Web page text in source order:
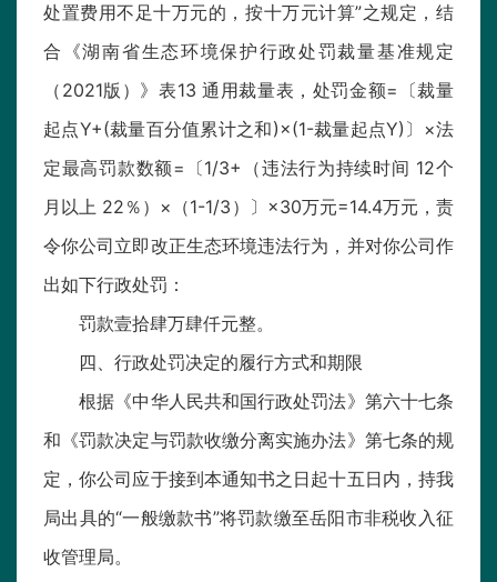
处置费用不足十万元的，按十万元计算”之规定，结
合《湖南省生态环境保护行政处罚裁量基准规定
（2021版）》表13 通用裁量表，处罚金额=〔裁量
起点Y+(裁量百分值累计之和)×(1-裁量起点Y)〕×法
定最高罚款数额=〔1/3+（违法行为持续时间 12个
月以上 22％）×（1-1/3）〕×30万元=14.4万元，责
令你公司立即改正生态环境违法行为，并对你公司作
出如下行政处罚：
罚款壹拾肆万肆仟元整。
四、行政处罚决定的履行方式和期限
根据《中华人民共和国行政处罚法》第六十七条
和《罚款决定与罚款收缴分离实施办法》第七条的规
定，你公司应于接到本通知书之日起十五日内，持我
局出具的“一般缴款书”将罚款缴至岳阳市非税收入征
收管理局。